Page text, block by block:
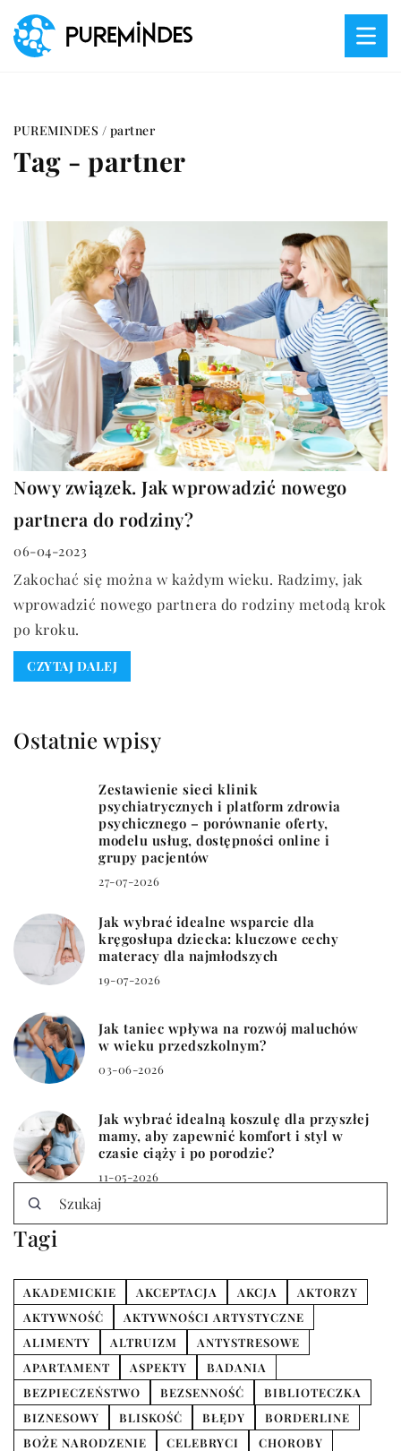
PUREMINDES / partner
Tag - partner
Nowy związek. Jak wprowadzić nowego
partnera do rodziny?
06-04-2023
Zakochać się można w każdym wieku. Radzimy, jak
wprowadzić nowego partnera do rodziny metodą krok
po kroku.
CZYTAJ DALEJ
Ostatnie wpisy
Zestawienie sieci klinik
psychiatrycznych i platform zdrowia
psychicznego – porównanie oferty,
modelu usług, dostępności online i
grupy pacjentów
27-07-2026
Jak wybrać idealne wsparcie dla
kręgosłupa dziecka: kluczowe cechy
materacy dla najmłodszych
19-07-2026
Jak taniec wpływa na rozwój maluchów
w wieku przedszkolnym?
03-06-2026
Jak wybrać idealną koszulę dla przyszłej
mamy, aby zapewnić komfort i styl w
czasie ciąży i po porodzie?
11-05-2026
Tagi
AKADEMICKIE AKCEPTACJA AKCJA
AKTORZY
AKTYWNOŚĆ
AKTYWNOŚCI ARTYSTYCZNE
ALIMENTY
ALTRUIZM
ANTYSTRESOWE
APARTAMENT
ASPEKTY
BADANIA
BEZPIECZEŃSTWO
BEZSENNOŚĆ
BIBLIOTECZKA
BIZNESOWY
BLISKOŚĆ BŁĘDY
BORDERLINE
BOŻE NARODZENIE
CELEBRYCI
CHOROBY